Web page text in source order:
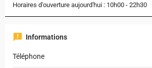
Horaires d'ouverture aujourd'hui : 10h00 - 22h30
Informations
Téléphone